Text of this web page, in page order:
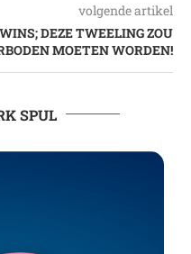
volgende artikel
DEZE TWEELING ZOU
MOETEN WORDEN!
SPUL